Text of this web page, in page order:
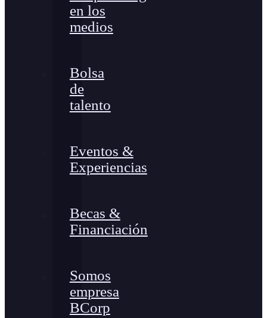
en los
medios
Bolsa
de
talento
Eventos &
Experiencias
Becas &
Financiación
Somos
empresa
BCorp